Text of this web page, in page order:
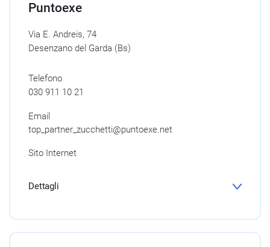
Puntoexe
Via E. Andreis, 74
Desenzano del Garda (Bs)
Telefono
030 911 10 21
Email
top_partner_zucchetti@puntoexe.net
Sito Internet
Dettagli